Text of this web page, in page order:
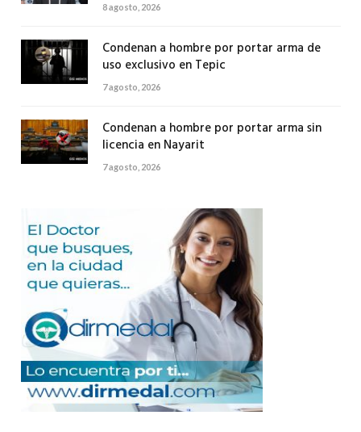
8 agosto, 2026
Condenan a hombre por portar arma de
uso exclusivo en Tepic
7 agosto, 2026
Condenan a hombre por portar arma sin
licencia en Nayarit
7 agosto, 2026